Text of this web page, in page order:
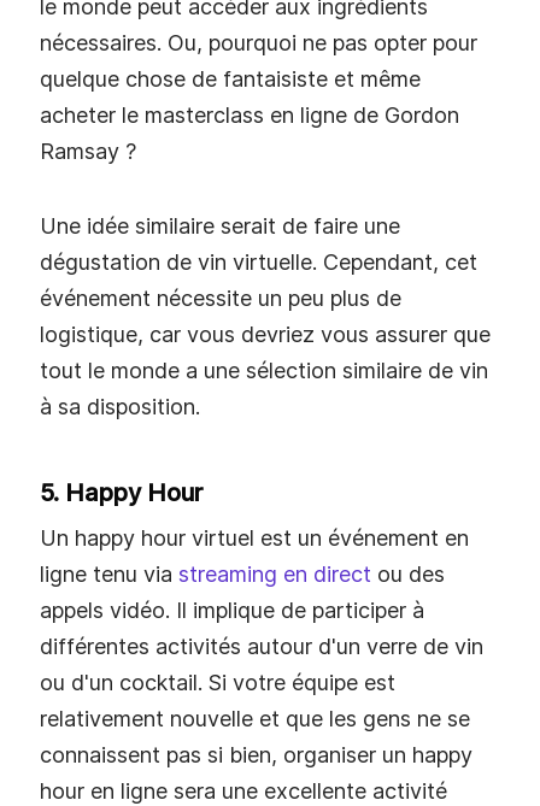
le monde peut accéder aux ingrédients
nécessaires. Ou, pourquoi ne pas opter pour
quelque chose de fantaisiste et même
acheter le masterclass en ligne de Gordon
Ramsay ?
Une idée similaire serait de faire une
dégustation de vin virtuelle. Cependant, cet
événement nécessite un peu plus de
logistique, car vous devriez vous assurer que
tout le monde a une sélection similaire de vin
à sa disposition.
5. Happy Hour
Un happy hour virtuel est un événement en
ligne tenu via streaming en direct ou des
appels vidéo. Il implique de participer à
différentes activités autour d'un verre de vin
ou d'un cocktail. Si votre équipe est
relativement nouvelle et que les gens ne se
connaissent pas si bien, organiser un happy
hour en ligne sera une excellente activité